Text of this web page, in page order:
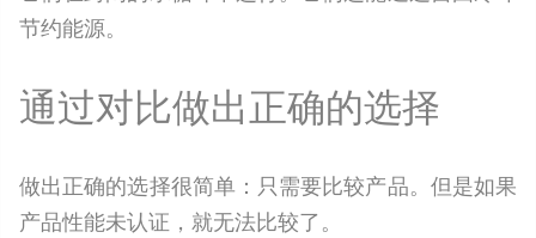
节约能源。
通过对比做出正确的选择
做出正确的选择很简单：只需要比较产品。但是如果
产品性能未认证，就无法比较了。